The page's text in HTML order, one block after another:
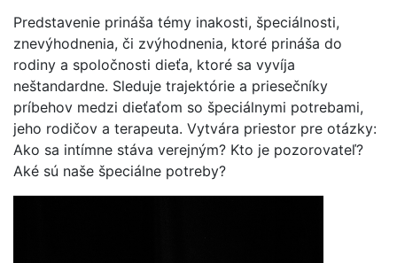
Predstavenie prináša témy inakosti, špeciálnosti,
znevýhodnenia, či zvýhodnenia, ktoré prináša do
rodiny a spoločnosti dieťa, ktoré sa vyvíja
neštandardne. Sleduje trajektórie a priesečníky
príbehov medzi dieťaťom so špeciálnymi potrebami,
jeho rodičov a terapeuta. Vytvára priestor pre otázky:
Ako sa intímne stáva verejným? Kto je pozorovateľ?
Aké sú naše špeciálne potreby?